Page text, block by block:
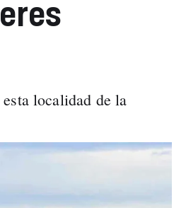
localidad de la